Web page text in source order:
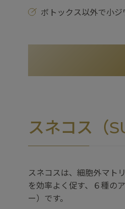
ボトックス以外で小
スネコス（
スネコスは、細胞外マト
を効率よく促す、６種の
ー）です。